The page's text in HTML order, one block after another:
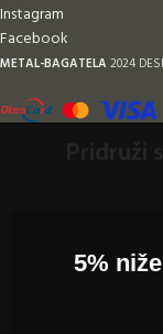
Instagram
Facebook
METAL-BAGATELA 2024
5%